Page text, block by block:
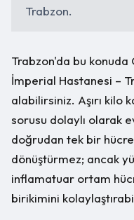
Trabzon.
Trabzon'da bu
İmperial Hastanesi –
alabilirsiniz. Aşırı kilo
sorusu dolaylı olarak
doğrudan tek bir
dönüştürmez; ancak
inflamatuar ortam
birikimini